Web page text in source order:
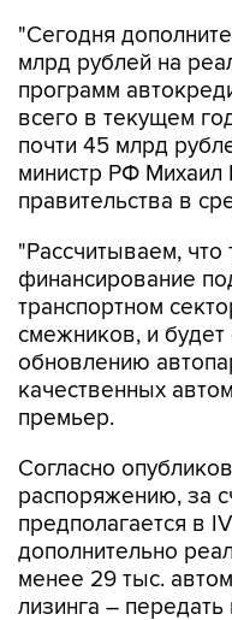
"Сегодня
млрд рублей на
программ
всего в текущем
почти 45 млрд
министр РФ Михаил
правительства в
"Рассчитываем, что
финансирование
транспортном
смежников, и будет
обновлению
качественных
премьер.
Согласно
распоряжению, за
предполагается в
дополнительно
менее 29 тыс.
лизинга –